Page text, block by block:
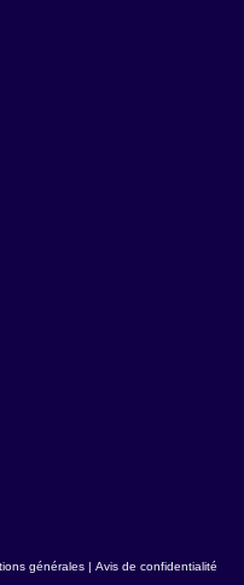
générales | Avis de confidentialité